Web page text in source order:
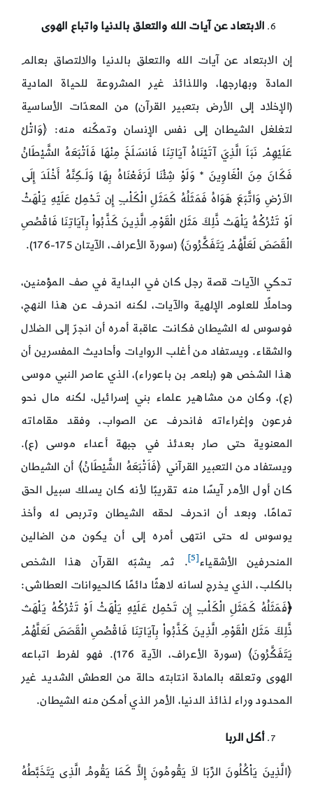
الابتعاد عن آيات الله والتعلق بالدنيا واتباع الهوى
إن الابتعاد عن آيات الله والتعلق بالدنيا والالتصاق بعالم
المادة وبهارجها، واللذائذ غير المشروعة للحياة المادية
(الإخلاد إلى الأرض بتعبير القرآن) من المعدّات الأساسية
لتغلغل الشيطان إلى نفس الإنسان وتمكّنه منه: ﴿وَاتْلُ
عَلَيْهِمْ نَبَاَ الَّذِيَ آتَيْنَاهُ آيَاتِنَا فَانسَلَخَ مِنْهَا فَاَتْبَعَهُ الشَّيْطَانُ
فَكَانَ مِنَ الْغَاوِينَ * وَلَوْ شِئْنَا لَرَفَعْنَاهُ بِهَا وَلَـكِنَّهُ أَخْلَدَ إِلَى
الاَرْضِ وَاتَّبَعَ هَوَاهُ فَمَثَلُهُ كَمَثَلِ الْكَلْبِ إِن تَحْمِلْ عَلَيْهِ يَلْهَثْ
اَوْ تَتْرُكْهُ يَلْهَث ذَّلِكَ مَثَلُ الْقَوْمِ الَّذِينَ كَذَّبُواْ بِآيَاتِنَا فَاقْصُصِ
الْقَصَصَ لَعَلَّهُمْ يَتَفَكَّرُونَ﴾ (سورة الأعراف، الآيتان 175-176).
تحكي الآيات قصة رجل كان في البداية في صف المؤمنين،
وحاملًا للعلوم الإلهية والآيات، لكنه انحرف عن هذا النهج،
فوسوس له الشيطان فكانت عاقبة أمره أن انجرّ إلى الضلال
والشقاء. ويستفاد من أغلب الروايات وأحاديث المفسرين أن
هذا الشخص هو (بلعم بن باعوراء)، الذي عاصر النبي موسى
(ع)، وكان من مشاهير علماء بني إسرائيل، لكنه مال نحو
فرعون وإغراءاته فانحرف عن الصواب، وفقد مقاماته
المعنوية حتى صار بعدئذ في جبهة أعداء موسى (ع).
ويستفاد من التعبير القرآني ﴿فَاَتْبَعَهُ الشَّيْطَانُ﴾ أن الشيطان
كان أول الأمر آيسًا منه تقريبًا لأنه كان يسلك سبيل الحق
تمامًا، وبعد أن انحرف لحقه الشيطان وتربص له وأخذ
يوسوس له حتى انتهى أمره إلى أن يكون من الضالين
المنحرفين الأشقياء[5]
. ثم يشبّه القرآن هذا الشخص
بالكلب، الذي يخرج لسانه لاهثًا دائمًا كالحيوانات العطاشى:
﴿فَمَثَلُهُ كَمَثَلِ الْكَلْبِ إِن تَحْمِلْ عَلَيْهِ يَلْهَثْ اَوْ تَتْرُكْهُ يَلْهَث
ذَّلِكَ مَثَلُ الْقَوْمِ الَّذِينَ كَذَّبُواْ بِآيَاتِنَا فَاقْصُصِ الْقَصَصَ لَعَلَّهُمْ
يَتَفَكَّرُونَ﴾ (سورة الأعراف، الآية 176). فهو لفرط اتباعه
الهوى وتعلقه بالمادة انتابته حالة من العطش الشديد غير
المحدود وراء لذائذ الدنيا، الأمر الذي أمكن منه الشيطان.
أكل الربا
﴿الَّذِينَ يَاْكُلُونَ الرِّبَا لاَ يَقُومُونَ إِلاَّ كَمَا يَقُومُ الَّذِى يَتَخَبَّطُهُ